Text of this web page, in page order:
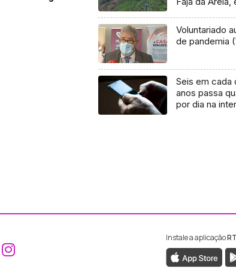
Voluntariado
de pandemia
Seis em cada
anos passa
por dia na
Aceder ao Facebook da RTP
Aceder ao Instagram da RTP
Instale a aplicação